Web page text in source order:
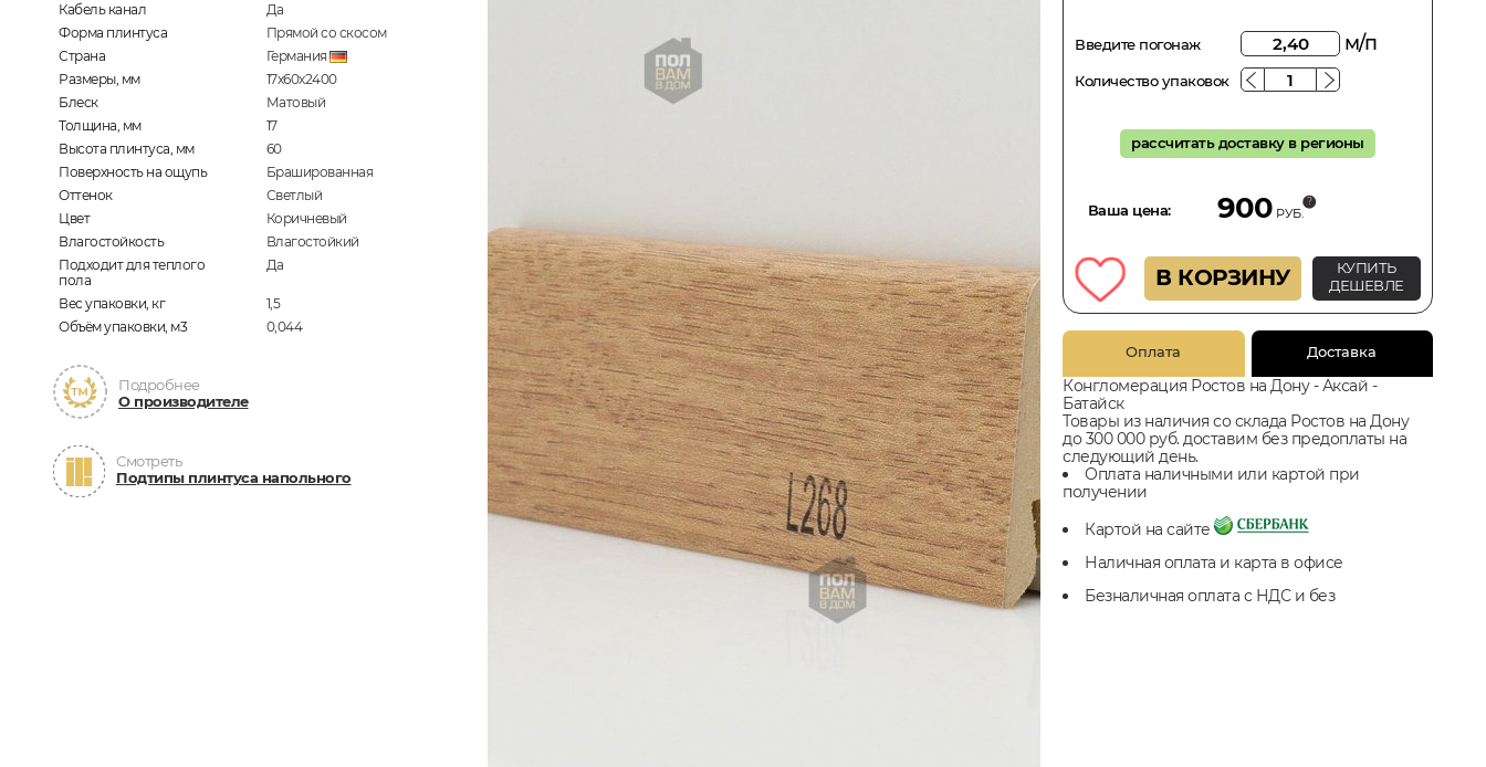
Кабель канал
Да
Форма плинтуса
Прямой со скосом
Страна
Германия
Размеры, мм
17х60х2400
Блеск
Матовый
Толщина, мм
17
Высота плинтуса, мм
60
Поверхность на ощупь
Брашированная
Оттенок
Светлый
Цвет
Коричневый
Влагостойкость
Влагостойкий
Подходит для теплого
пола
Да
Вес упаковки, кг
1,5
Объём упаковки, м3
0,044
Подробнее
О производителе
Смотреть
Подтипы плинтуса напольного
Введите погонаж м/п
Количество упаковок
рассчитать доставку в регионы
Ваша цена: 900 РУБ.
В КОРЗИНУ
КУПИТЬ
ДЕШЕВЛЕ
Оплата Доставка
Конгломерация Ростов на Дону - Аксай -
Батайск
Товары из наличия со склада Ростов на Дону
до 300 000 руб. доставим без предоплаты на
следующий день.
Оплата наличными или картой при
получении
Картой на сайте
Наличная оплата и карта в офисе
Безналичная оплата с НДС и без